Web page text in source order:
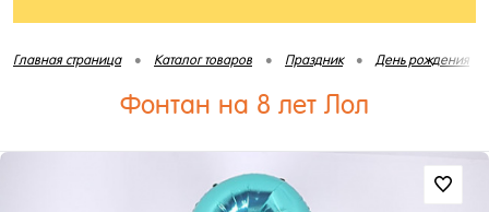
Главная страница • Каталог товаров • Праздник • День рождения
Фонтан на 8 лет Лол